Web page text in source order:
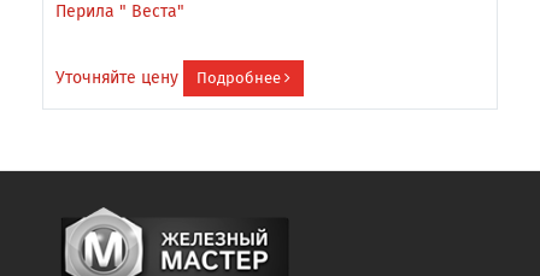
Перила " Веста"
Уточняйте цену Подробнее